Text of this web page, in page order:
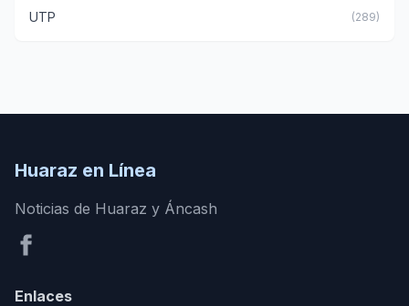
UTP (289)
Huaraz en Línea
Noticias de Huaraz y Áncash
Enlaces